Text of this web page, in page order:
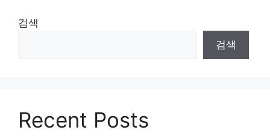
검색
검색
Recent Posts